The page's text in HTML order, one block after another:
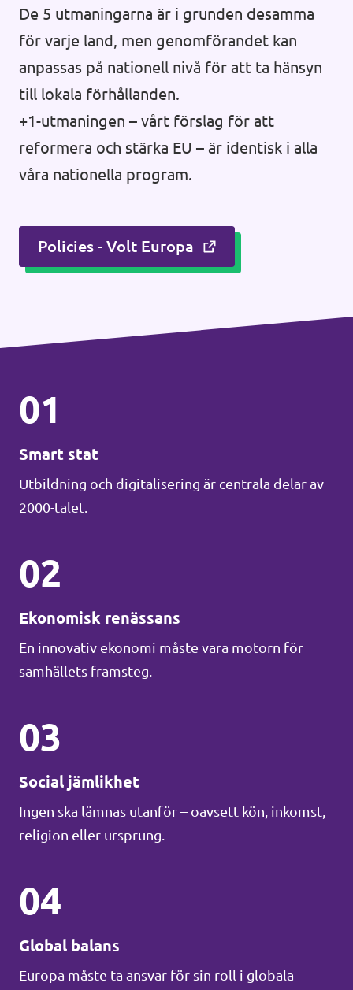
De 5 utmaningarna är i grunden desamma
för varje land, men genomförandet kan
anpassas på nationell nivå för att ta hänsyn
till lokala förhållanden.
+1-utmaningen – vårt förslag för att
reformera och stärka EU – är identisk i alla
våra nationella program.
Policies - Volt Europa
01
Smart stat
Utbildning och digitalisering är centrala delar av
2000-talet.
02
Ekonomisk renässans
En innovativ ekonomi måste vara motorn för
samhällets framsteg.
03
Social jämlikhet
Ingen ska lämnas utanför – oavsett kön, inkomst,
religion eller ursprung.
04
Global balans
Europa måste ta ansvar för sin roll i globala